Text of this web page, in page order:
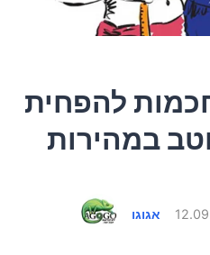
להפחית
במהירות
אגוגו